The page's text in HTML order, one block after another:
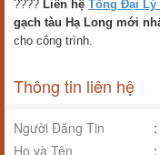
???? Liên hệ Tổng Đại Lý
gạch tàu Hạ Long mới
cho công trình.
Thông tin liên hệ
Người Đăng Tin :
Họ và Tên
: